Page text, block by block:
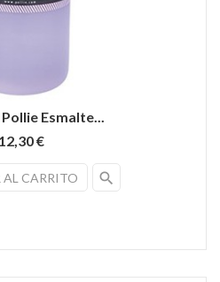
Esmalte...
12,30 €
CARRITO search